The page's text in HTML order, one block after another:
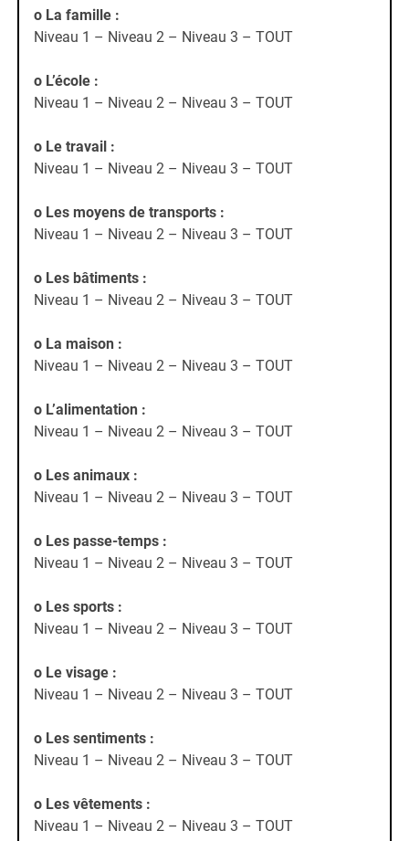
o La famille :
Niveau 1 – Niveau 2 – Niveau 3 – TOUT
o L’école :
Niveau 1 – Niveau 2 – Niveau 3 – TOUT
o Le travail :
Niveau 1 – Niveau 2 – Niveau 3 – TOUT
o Les moyens de transports :
Niveau 1 – Niveau 2 – Niveau 3 – TOUT
o Les bâtiments :
Niveau 1 – Niveau 2 – Niveau 3 – TOUT
o La maison :
Niveau 1 – Niveau 2 – Niveau 3 – TOUT
o L’alimentation :
Niveau 1 – Niveau 2 – Niveau 3 – TOUT
o Les animaux :
Niveau 1 – Niveau 2 – Niveau 3 – TOUT
o Les passe-temps :
Niveau 1 – Niveau 2 – Niveau 3 – TOUT
o Les sports :
Niveau 1 – Niveau 2 – Niveau 3 – TOUT
o Le visage :
Niveau 1 – Niveau 2 – Niveau 3 – TOUT
o Les sentiments :
Niveau 1 – Niveau 2 – Niveau 3 – TOUT
o Les vêtements :
Niveau 1 – Niveau 2 – Niveau 3 – TOUT